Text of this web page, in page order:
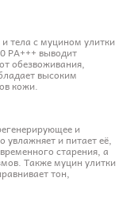
тела с муцином улитки
PA+++ выводит
обезвоживания,
высоким
кожи.
и
увлажняет и питает её,
старения, а
Также муцин улитки
тон,